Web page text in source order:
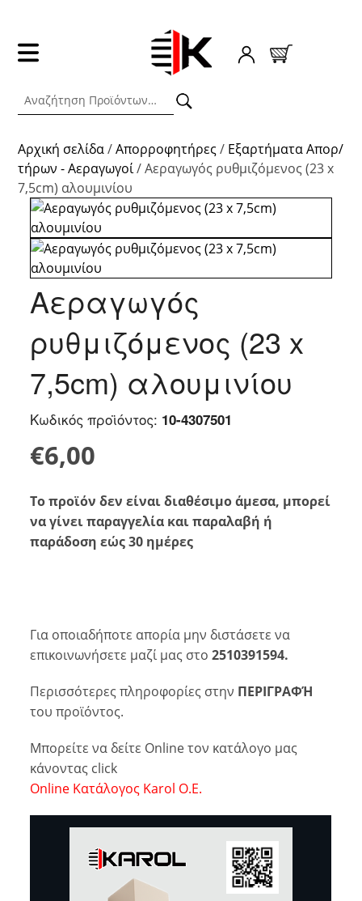
Αρχική σελίδα/Απορροφητήρες/ Εξαρτήματα Απορ/
τήρων - Αεραγωγοί/ Aεραγωγός ρυθμιζόμενος (23 x
7,5cm) αλουμινίου
Aεραγωγός
ρυθμιζόμενος (23 x
7,5cm) αλουμινίου
Κωδικός προϊόντος: 10-4307501
€6,00
Το προϊόν δεν είναι διαθέσιμο άμεσα, μπορεί
να γίνει παραγγελία και παραλαβή ή
παράδοση εώς 30 ημέρες
Για οποιαδήποτε απορία μην διστάσετε να
επικοινωνήσετε μαζί μας στο 2510391594.
Περισσότερες πληροφορίες στην ΠΕΡΙΓΡΑΦΉ
του προϊόντος.
Μπορείτε να δείτε Online τον κατάλογο μας
κάνοντας click
Online Κατάλογος Karol O.E.